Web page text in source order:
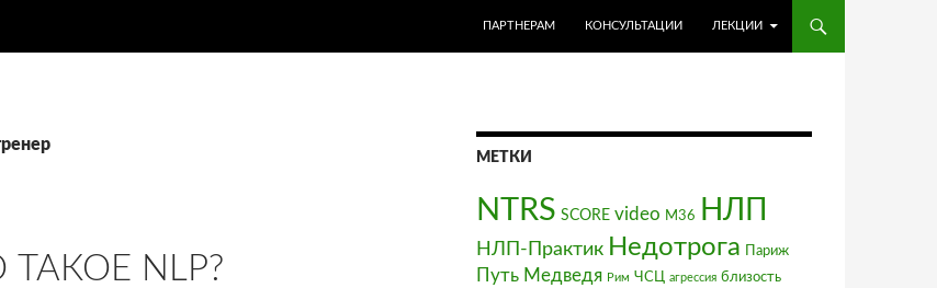
ПАРТНЕРАМ
КОНСУЛЬТАЦИИ ЛЕКЦИИ
NLP?
МЕТКИ
NTRS SCORE video М36 НЛП
НЛП-Практик Недотрога Париж
Путь Медведя Рим ЧСЦ агрессия близость